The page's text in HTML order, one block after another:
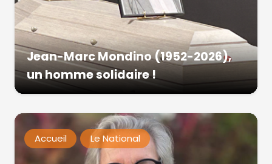
Jean-Marc Mondino (1952-2026),
un homme solidaire !
Accueil Le National